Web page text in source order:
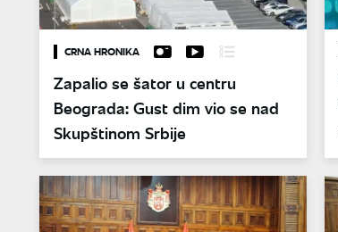
CRNA HRONIKA
Zapalio se šator u centru
Beograda: Gust dim vio se nad
Skupštinom Srbije